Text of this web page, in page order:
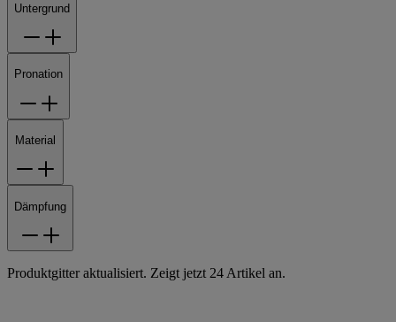
Untergrund
Pronation
Material
Dämpfung
Produktgitter aktualisiert. Zeigt jetzt 24 Artikel an.